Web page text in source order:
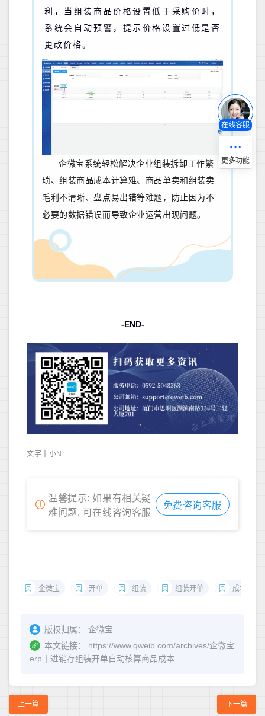
利，当组装商品价格设置低于采购价时，
系统会自动预警，提示价格设置过低是否
更改价格。
企微宝系统轻松解决企业组装拆卸工作繁
琐、组装商品成本计算难、 商品单卖和组装卖
毛利不清晰、盘点易出错等难题，防止因为不
必要的数据错误而导致企业运营出现问题。
-END-
文字丨小N
温馨提示: 如果有相关疑
难问题, 可在线咨询客服
免费咨询客服
企微宝 开单 组装 组装开单 成本
版权归属：
企微宝
本文链接：
https://www.qweib.com/archives/企微宝
erp丨进销存组装开单自动核算商品成本
上一篇 下一篇
在线客服